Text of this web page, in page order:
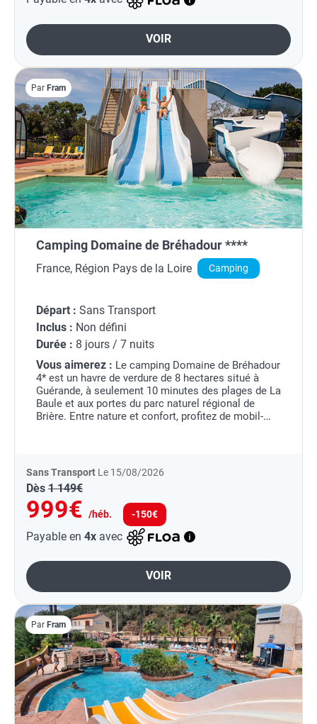
VOIR
Par Fram
Camping Domaine de Bréhadour ****
France, Région Pays de la Loire Camping
Départ : Sans Transport
Inclus : Non défini
Durée : 8 jours / 7 nuits
Vous aimerez : Le camping Domaine de Bréhadour
4* est un havre de verdure de 8 hectares situé à
Guérande, à seulement 10 minutes des plages de La
Baule et aux portes du parc naturel régional de
Brière. Entre nature et confort, profitez de mobil-
Sans Transport Le 15/08/2026
Dès 1 149€
999€ /héb. -150€
Payable en 4x avec
VOIR
Par Fram